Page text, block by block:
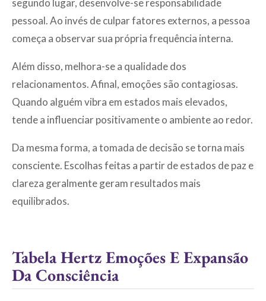
segundo lugar, desenvolve-se responsabilidade
pessoal. Ao invés de culpar fatores externos, a pessoa
começa a observar sua própria frequência interna.
Além disso, melhora-se a qualidade dos
relacionamentos. Afinal, emoções são contagiosas.
Quando alguém vibra em estados mais elevados,
tende a influenciar positivamente o ambiente ao redor.
Da mesma forma, a tomada de decisão se torna mais
consciente. Escolhas feitas a partir de estados de paz e
clareza geralmente geram resultados mais
equilibrados.
Tabela Hertz Emoções E Expansão
Da Consciência